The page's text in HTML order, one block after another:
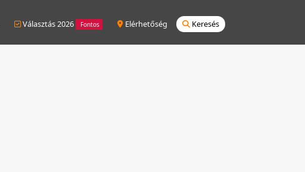
Választás 2026 Fontos Elérhetőség Keresés